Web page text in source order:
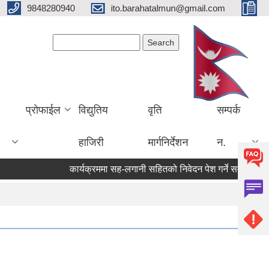
9848280940 ito.barahatalmun@gmail.com
प्रोफाईल विद्युतिय
हाजिरी
वृति
मार्गनिर्देशन
सम्पर्क
न.
कार्यक्रममा सह-लगानी सहितको निवेदन पेश गर्ने सम्बन्धी